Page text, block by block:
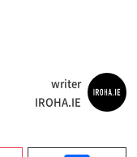
writer
IROHA.IE